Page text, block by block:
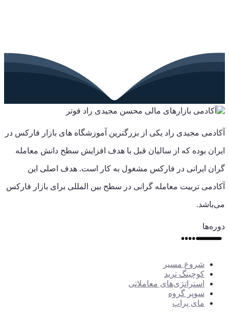
آکادمی مجیدی راد یکی از بزرگترین آموزشگاه های بازار فارکس در
ایران بوده که از سالیان قبل با هدف افزایش سطح دانش معامله
گران ایرانی در فارکس مشغول به کار است. هدف اصلی این
آکادمی تربیت معامله گرانی در سطح بین المللی برای بازار فارکس
می‌باشد.
دوره‌ها
شروع مسیر
کوچینگ ترید
استراتژی‌های معاملاتی
سوپر گروه
مای پراپ